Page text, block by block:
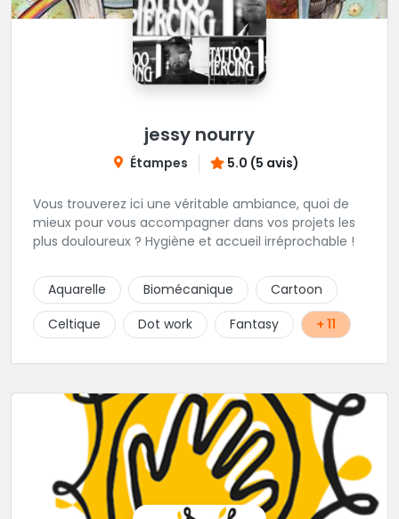
jessy nourry
Étampes 5.0 (5 avis)
Vous trouverez ici une véritable ambiance, quoi de
mieux pour vous accompagner dans vos projets les
plus douloureux ? Hygiène et accueil irréprochable !
Aquarelle Biomécanique
Cartoon
Celtique
Dot work Fantasy + 11